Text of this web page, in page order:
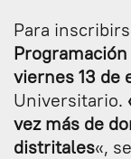
Para
viernes 13 de
Universitario.
vez más de
distritales«,